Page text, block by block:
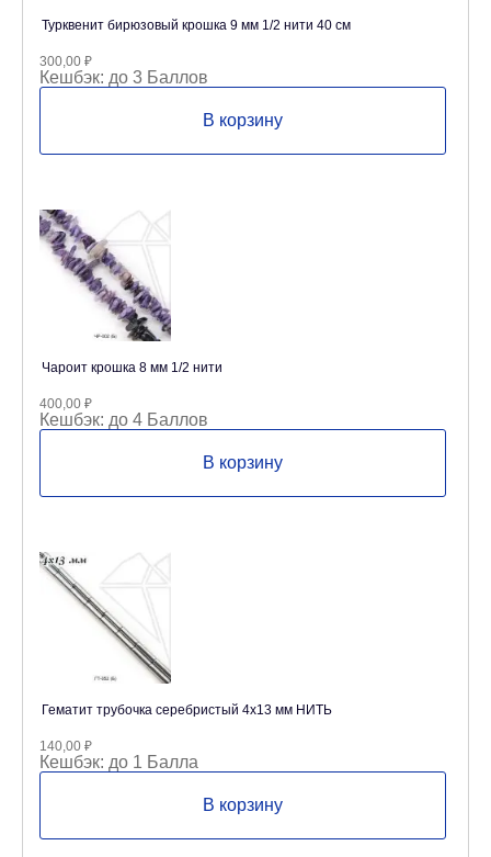
Турквенит бирюзовый крошка 9 мм 1/2 нити 40 см
300,00 ₽
Кешбэк: до 3 Баллов
В корзину
Чароит крошка 8 мм 1/2 нити
400,00 ₽
Кешбэк: до 4 Баллов
В корзину
Гематит трубочка серебристый 4х13 мм НИТЬ
140,00 ₽
Кешбэк: до 1 Балла
В корзину